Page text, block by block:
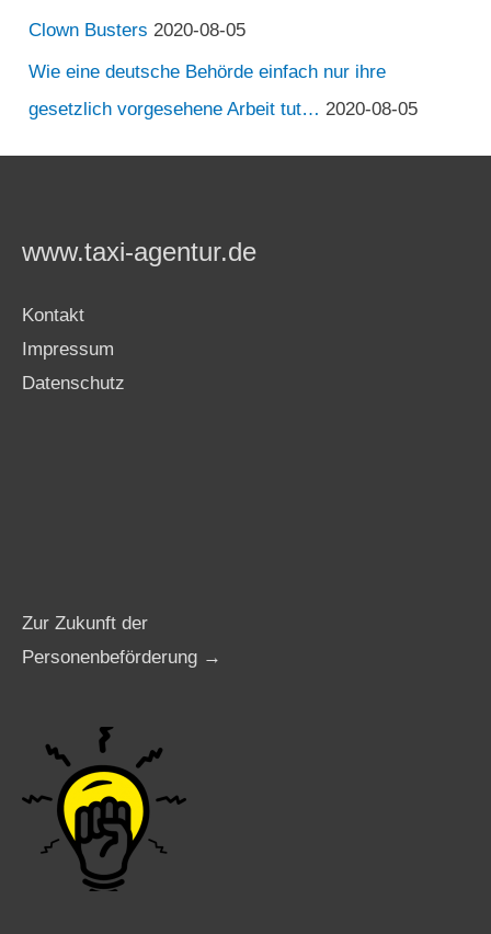
Clown Busters 2020-08-05
Wie eine deutsche Behörde einfach nur ihre
gesetzlich vorgesehene Arbeit tut… 2020-08-05
www.taxi-agentur.de
Kontakt
Impressum
Datenschutz
Zur Zukunft der
Personenbeförderung →